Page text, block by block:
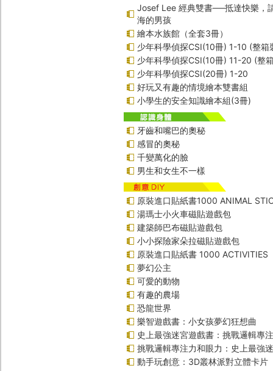
Josef Lee 經典雙書──抵達快樂，
海的男孩
繪本水族館（全套3冊）
少年科學偵探CSI(10冊) 1-10 (整箱
少年科學偵探CSI(10冊) 11-20 (整
少年科學偵探CSI(20冊) 1-20
好玩又有趣的情境繪本雙書組
小學生的安全知識繪本組(3冊)
牙齒和嘴巴的奧秘
感冒的奧秘
千變萬化的臉
男生和女生不一樣
原裝進口貼紙書1000 ANIMAL
湯瑪士小火車磁貼遊戲包
建築師巴布磁貼遊戲包
小小探險家朵拉磁貼遊戲包
原裝進口貼紙書 1000 ACTIVITIES
夢幻公主
可愛的動物
有趣的農場
恐龍世界
樂智遊戲書：小女孩夢幻狂想曲
史上最強迷宮遊戲書：挑戰邏輯專
挑戰邏輯專注力和眼力：史上最強
動手玩創意：3D叢林派對立體卡片